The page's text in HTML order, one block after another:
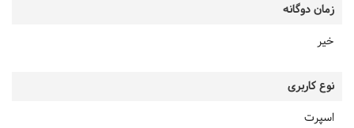
زمان دوگانه
خیر
نوع کاربری
اسپرت